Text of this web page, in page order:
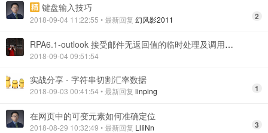
键盘输入技巧
2018-09-04 11:22:55 • 最新回复 幻风影2011 2
RPA6.1-outlook 接受邮件无返回值的临时处理及调用方式
2018-09-04 09:51:54
实战分享 - 字符串切割汇率数据
2018-09-03 00:41:54 • 最新回复 linping 1
在网页中的可变元素如何准确定位
2018-08-29 10:32:49 • 最新回复 LlIiNn 3